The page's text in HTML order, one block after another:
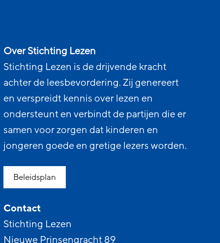
Over Stichting Lezen
Stichting Lezen is de drijvende kracht
achter de leesbevordering. Zij genereert
en verspreidt kennis over lezen en
ondersteunt en verbindt de partijen die er
samen voor zorgen dat kinderen en
jongeren goede en gretige lezers worden.
Beleidsplan
Contact
Stichting Lezen
Nieuwe Prinsengracht 89